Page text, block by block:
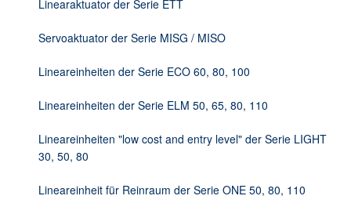
Linearaktuator der Serie ETT
Servoaktuator der Serie MISG / MISO
Lineareinheiten der Serie ECO 60, 80, 100
Lineareinheiten der Serie ELM 50, 65, 80, 110
Lineareinheiten "low cost and entry level" der Serie LIGHT
30, 50, 80
Lineareinheit für Reinraum der Serie ONE 50, 80, 110